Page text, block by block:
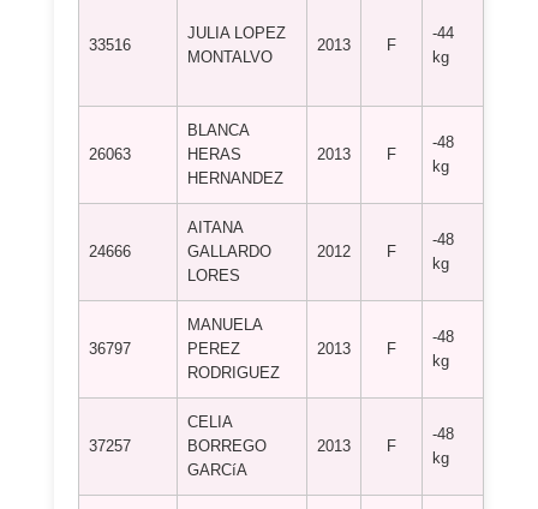
33516
JULIA LOPEZ
MONTALVO
2013 F
-44
kg
26063
BLANCA
HERAS
HERNANDEZ
2013 F
-48
kg
24666
AITANA
GALLARDO
LORES
2012 F
-48
kg
36797
MANUELA
PEREZ
RODRIGUEZ
2013 F
-48
kg
37257
CELIA
BORREGO
GARCíA
2013 F
-48
kg